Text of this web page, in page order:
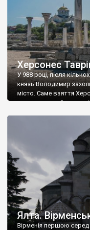
Херсонес
У 988 році, після
князь Володимир
місто. Саме взяття
диктувати свої умови
Херсонесі Володимир-
А потім було Хрещення
Ялта.
Вірменія першою серед